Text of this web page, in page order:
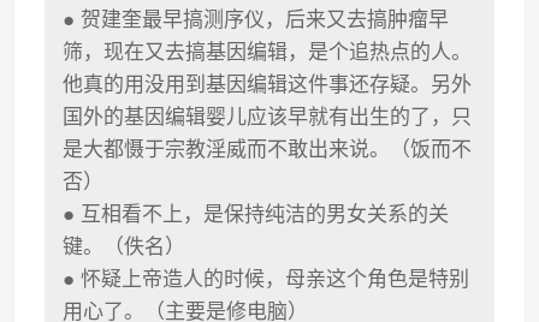
● 贺建奎最早搞测序仪，后来又去搞肿瘤早
筛，现在又去搞基因编辑，是个追热点的人。
他真的用没用到基因编辑这件事还存疑。另外
国外的基因编辑婴儿应该早就有出生的了，只
是大都慑于宗教淫威而不敢出来说。（饭而不
否）
● 互相看不上，是保持纯洁的男女关系的关
键。（佚名）
● 怀疑上帝造人的时候，母亲这个角色是特别
用心了。（主要是修电脑）